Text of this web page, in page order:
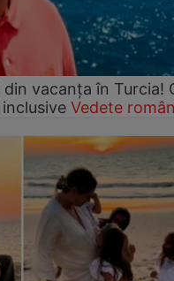
vacanța în Turcia!
Vedete